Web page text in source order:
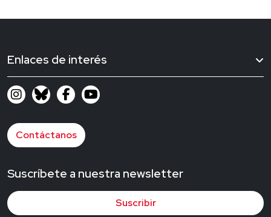
Enlaces de interés
Contáctanos
Suscríbete a nuestra newsletter
Suscribir